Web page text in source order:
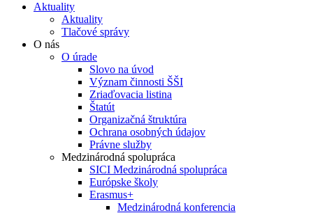
Aktuality
Aktuality
Tlačové správy
O nás
O úrade
Slovo na úvod
Význam činnosti ŠŠI
Zriaďovacia listina
Štatút
Organizačná štruktúra
Ochrana osobných údajov
Právne služby
Medzinárodná spolupráca
SICI Medzinárodná spolupráca
Európske školy
Erasmus+
Medzinárodná konferencia